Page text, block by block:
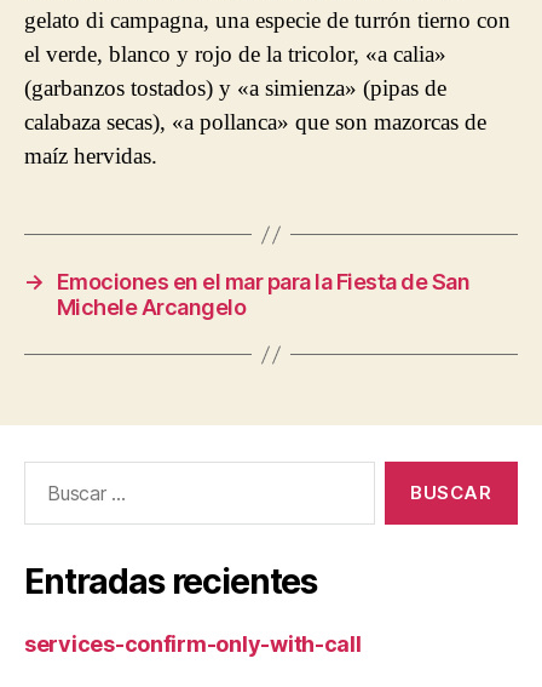
gelato di campagna, una especie de turrón tierno con
el verde, blanco y rojo de la tricolor, «a calia»
(garbanzos tostados) y «a simienza» (pipas de
calabaza secas), «a pollanca» que son mazorcas de
maíz hervidas.
→
Emociones en el mar para la Fiesta de San
Michele Arcangelo
Entradas recientes
services-confirm-only-with-call